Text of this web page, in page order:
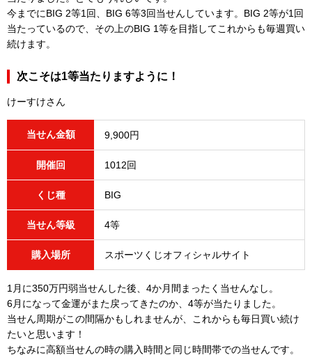
今までにBIG 2等1回、BIG 6等3回当せんしています。BIG 2等が1回
当たっているので、その上のBIG 1等を目指してこれからも毎週買い
続けます。
次こそは1等当たりますように！
けーすけさん
当せん金額 9,900円
開催回 1012回
くじ種 BIG
当せん等級 4等
購入場所 スポーツくじオフィシャルサイト
1月に350万円弱当せんした後、4か月間まったく当せんなし。
6月になって金運がまた戻ってきたのか、4等が当たりました。
当せん周期がこの間隔かもしれませんが、これからも毎日買い続け
たいと思います！
ちなみに高額当せんの時の購入時間と同じ時間帯での当せんです。